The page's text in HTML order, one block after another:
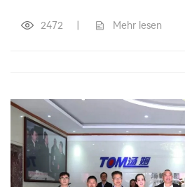
2472 Mehr lesen